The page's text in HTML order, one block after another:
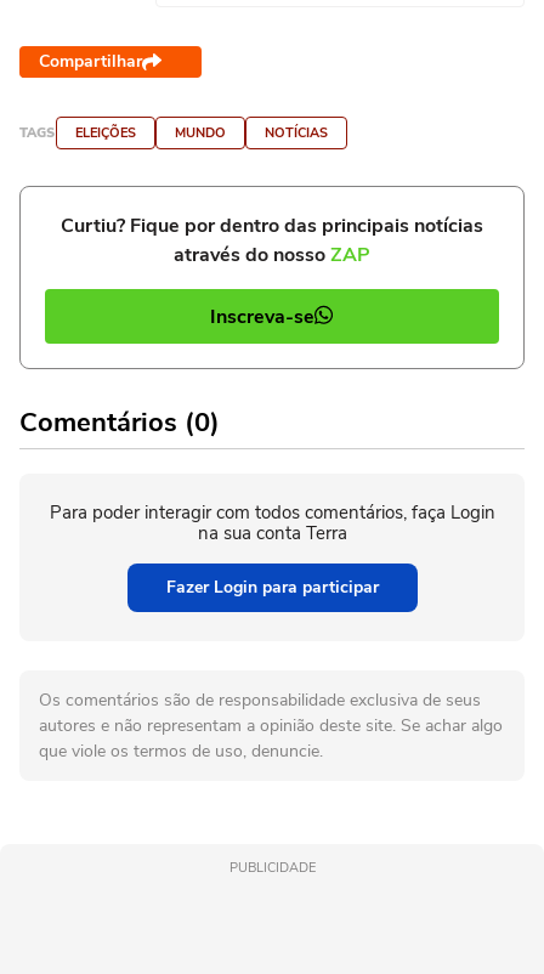
Compartilhar
TAGS ELEIÇÕES MUNDO NOTÍCIAS
Curtiu? Fique por dentro das principais notícias
através do nossoZAP
Inscreva-se
Comentários (0)
Para poder interagir com todos comentários, faça Login
na sua conta Terra
Fazer Login para participar
Os comentários são de responsabilidade exclusiva de seus
autores e não representam a opinião deste site. Se achar algo
que viole os termos de uso, denuncie.
PUBLICIDADE